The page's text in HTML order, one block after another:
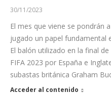
30/11/2023
El mes que viene se pondrán
jugado un papel fundamental
El balón utilizado en la final
FIFA 2023 por España e
subastas británica Graham
Acceder al contenido